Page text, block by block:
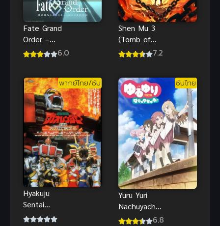
Fate Grand
Order –
Moonlight6.0
Shen Mu 3
(Tomb of
Fallen Gods
3
7.2
พากย์ไทย/ซับ
Hyakuju
Sentai
Gaoranger
ซับไทย
Yuru Yuri
Nachuyachu
mi!+ คลับบ้า6.8